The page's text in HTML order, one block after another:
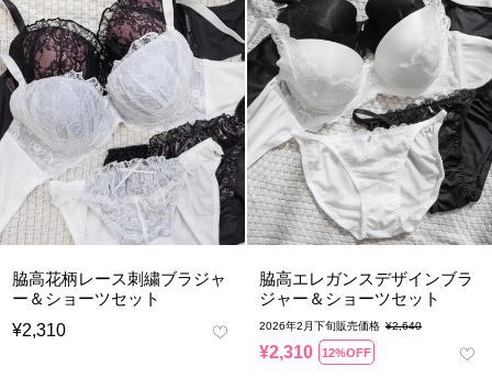
脇高花柄レース刺繍ブラジャ
ー＆ショーツセット
¥2,310
脇高エレガンスデザインブラ
ジャー＆ショーツセット
2026年2月下旬販売価格 ¥2,640
¥2,310 12%OFF